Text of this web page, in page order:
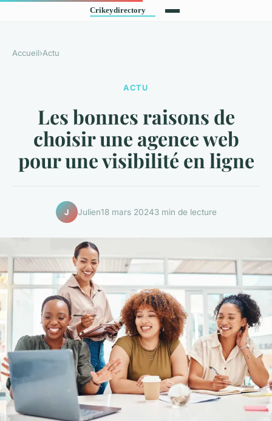
Accueil›Actu
ACTU
Les bonnes raisons de
choisir une agence web
pour une visibilité en ligne
J Julien18 mars 20243 min de lecture